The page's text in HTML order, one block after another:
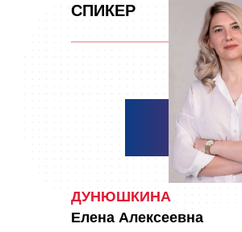
ДУНЮШКИНА
СПИКЕР
Елена Алексеевна